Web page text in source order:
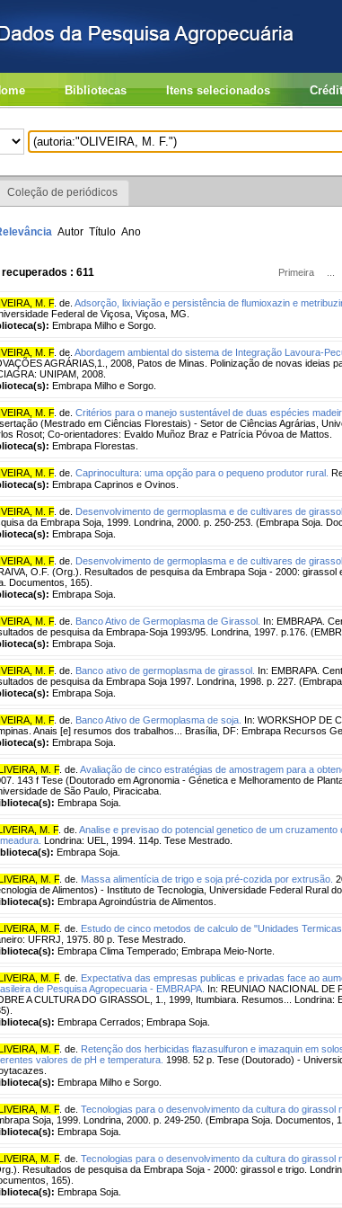
Bibliotecas Itens selecionados
Coleção de periódicos
Autor Título Ano
: 611 Primeira
M. F. de. Adsorção, lixiviação e persistência de flumioxazin e
Federal de Viçosa, Viçosa, MG.
Embrapa Milho e Sorgo.
M. F. de. Abordagem ambiental do sistema de Integração Lavoura-
AGRÁRIAS,1., 2008, Patos de Minas. Polinização de novas ideias
UNIPAM, 2008.
Embrapa Milho e Sorgo.
M. F. de. Critérios para o manejo sustentável de duas espécies
(Mestrado em Ciências Florestais) - Setor de Ciências Agrárias,
Rosot; Co-orientadores: Evaldo Muñoz Braz e Patrícia Póvoa de Mattos.
Embrapa Florestas.
M. F. de. Caprinocultura: uma opção para o pequeno produtor rural.
Embrapa Caprinos e Ovinos.
M. F. de. Desenvolvimento de germoplasma e de cultivares de
da Embrapa Soja, 1999. Londrina, 2000. p. 250-253. (Embrapa Soja.
Embrapa Soja.
M. F. de. Desenvolvimento de germoplasma e de cultivares de
O.F. (Org.). Resultados de pesquisa da Embrapa Soja - 2000:
Documentos, 165).
Embrapa Soja.
M. F. de. Banco Ativo de Germoplasma de Girassol. In: EMBRAPA.
de pesquisa da Embrapa-Soja 1993/95. Londrina, 1997. p.176.
Embrapa Soja.
M. F. de. Banco ativo de germoplasma de girassol. In: EMBRAPA.
de pesquisa da Embrapa Soja 1997. Londrina, 1998. p. 227.
Embrapa Soja.
M. F. de. Banco Ativo de Germoplasma de soja. In: WORKSHOP DE
Anais [e] resumos dos trabalhos... Brasília, DF: Embrapa Recursos
Embrapa Soja.
M. F. de. Avaliação de cinco estratégias de amostragem para a
143 f Tese (Doutorado em Agronomia - Génetica e Melhoramento de
de São Paulo, Piracicaba.
Embrapa Soja.
M. F. de. Analise e previsao do potencial genetico de um
Londrina: UEL, 1994. 114p. Tese Mestrado.
Embrapa Soja.
M. F. de. Massa alimentícia de trigo e soja pré-cozida por extrusão.
de Alimentos) - Instituto de Tecnologia, Universidade Federal Rural
Embrapa Agroindústria de Alimentos.
M. F. de. Estudo de cinco metodos de calculo de "Unidades
UFRRJ, 1975. 80 p. Tese Mestrado.
Embrapa Clima Temperado; Embrapa Meio-Norte.
M. F. de. Expectativa das empresas publicas e privadas face ao
de Pesquisa Agropecuaria - EMBRAPA. In: REUNIAO NACIONAL DE
A CULTURA DO GIRASSOL, 1., 1999, Itumbiara. Resumos... Londrina:
Embrapa Cerrados; Embrapa Soja.
M. F. de. Retenção dos herbicidas flazasulfuron e imazaquin em
valores de pH e temperatura. 1998. 52 p. Tese (Doutorado) -
Embrapa Milho e Sorgo.
M. F. de. Tecnologias para o desenvolvimento da cultura do girassol
Soja, 1999. Londrina, 2000. p. 249-250. (Embrapa Soja. Documentos,
Embrapa Soja.
M. F. de. Tecnologias para o desenvolvimento da cultura do girassol
Resultados de pesquisa da Embrapa Soja - 2000: girassol e trigo.
165).
Embrapa Soja.